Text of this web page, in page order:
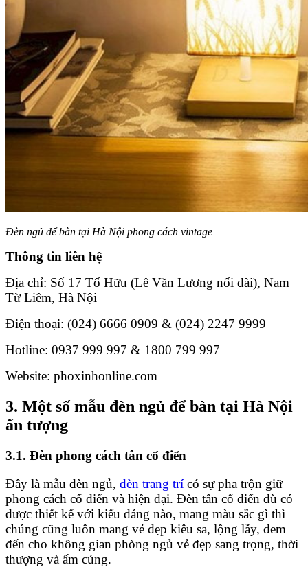
Đèn ngủ để bàn tại Hà Nội phong cách vintage
Thông tin liên hệ
Địa chỉ: Số 17 Tố Hữu (Lê Văn Lương nối dài), Nam
Từ Liêm, Hà Nội
Điện thoại: (024) 6666 0909 & (024) 2247 9999
Hotline: 0937 999 997 & 1800 799 997
Website: phoxinhonline.com
3. Một số mẫu đèn ngủ để bàn tại Hà Nội
ấn tượng
3.1. Đèn phong cách tân cổ điển
Đây là mẫu đèn ngủ, đèn trang trí có sự pha trộn giữ
phong cách cổ điển và hiện đại. Đèn tân cổ điển dù có
được thiết kế với kiểu dáng nào, mang màu sắc gì thì
chúng cũng luôn mang vẻ đẹp kiêu sa, lộng lẫy, đem
đến cho không gian phòng ngủ vẻ đẹp sang trọng, thời
thượng và ấm cúng.